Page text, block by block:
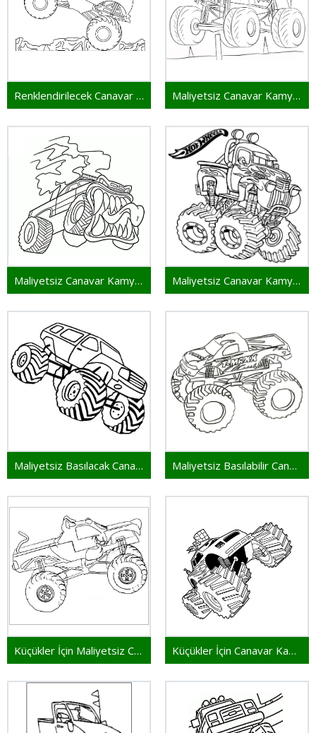
Renklendirilecek Canavar Kamyon Maliyetsiz Canavar Kamyon
Maliyetsiz Canavar Kamyon Resmi Maliyetsiz Canavar Kamyon Basılabilir
Maliyetsiz Basılacak Canavar Kamyon Maliyetsiz Basılabilir Canavar Kamyon
Küçükler İçin Maliyetsiz Canavar Kamyon Küçükler İçin Canavar Kamyon